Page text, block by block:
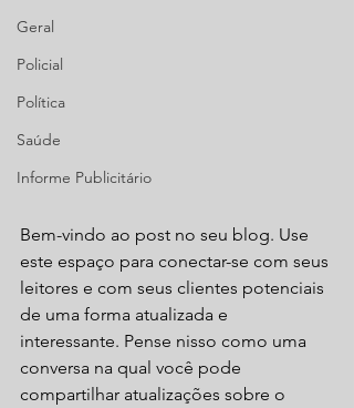
Geral
Policial
Política
Saúde
Informe Publicitário
Bem-vindo ao post no seu blog. Use
este espaço para conectar-se com seus
leitores e com seus clientes potenciais
de uma forma atualizada e
interessante. Pense nisso como uma
conversa na qual você pode
compartilhar atualizações sobre o